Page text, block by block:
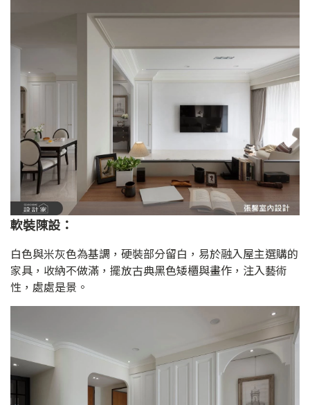
軟裝陳設：
白色與米灰色為基調，硬裝部分留白，易於融入屋主選購的
家具，收納不做滿，擺放古典黑色矮櫃與畫作，注入藝術
性，處處是景。